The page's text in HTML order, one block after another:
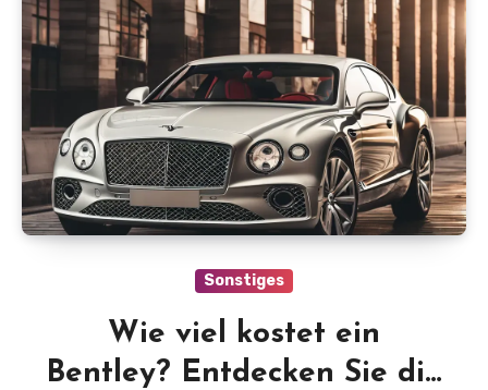
Sonstiges
Wie viel kostet ein
Bentley? Entdecken Sie die